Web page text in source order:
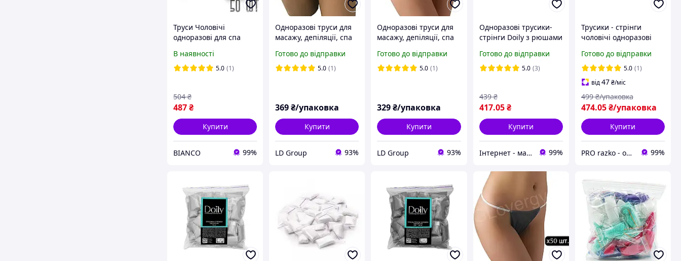
Труси Чоловічі
одноразові для спа
чоловіків Doily
спанбонд Чорні (50шт)
В наявності
5.0 (1)
487₴
504 ₴
Купити
BIANCO 99%
Одноразові труси для
масажу, депіляції, спа
одноразові стрінги
медичні чорні
Готово до відправки
5.0 (1)
369₴/упаковка
Купити
LD Group 93%
Одноразові труси для
масажу, депіляції, спа
одноразові стрінги
медичні рожеві
Готово до відправки
5.0 (1)
329₴/упаковка
Купити
LD Group 93%
Одноразові трусики-
стрінги Doily з рюшами
різнокольорові, 50 шт
Готово до відправки
5.0 (3)
417.05 ₴
439 ₴
Купити
Інтернет - магазин Odnorazka.ua 99%
Трусики - стрінги
чоловічі одноразові
40 м/г2, чорні L/XL, 50
шт/уп
Готово до відправки
5.0 (1)
від47₴/міс
474.05₴/упаковка
499 ₴/упаковка
Купити
PRO razko - одноразова продукція для салонів краси 99%